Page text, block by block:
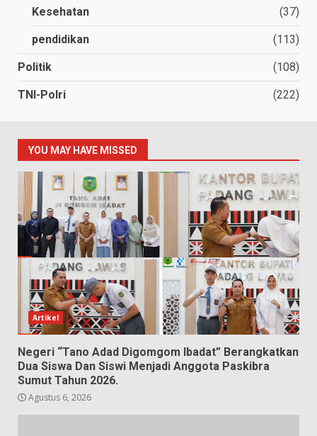
Kesehatan
(37)
pendidikan (113)
Politik (108)
TNI-Polri (222)
YOU MAY HAVE MISSED
Artikel
Negeri “Tano Adad Digomgom Ibadat” Berangkatkan
Dua Siswa Dan Siswi Menjadi Anggota Paskibra
Sumut Tahun 2026.
Agustus 6, 2026